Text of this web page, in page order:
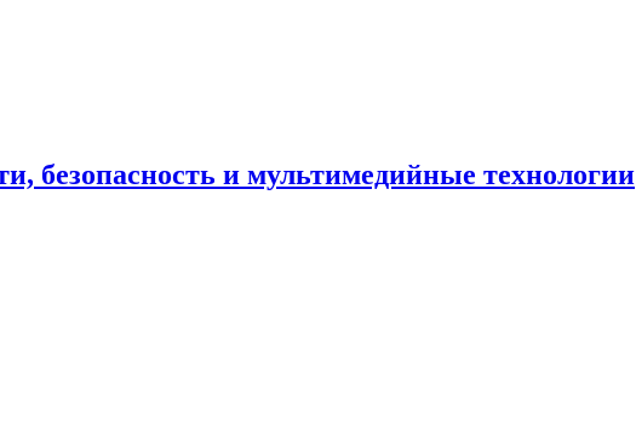
безопасность и мультимедийные технологии